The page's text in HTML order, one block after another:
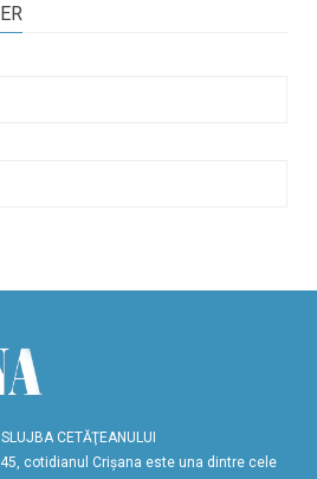
CETĂŢEANULUI
cotidianul Crişana este una dintre cele